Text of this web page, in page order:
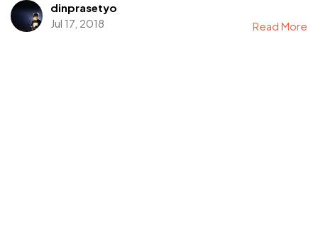
dinprasetyo
Jul 17, 2018
Read More